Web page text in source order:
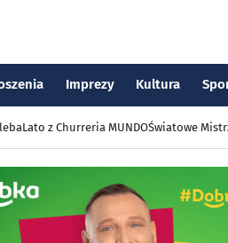
Imprezy Kultura
Lato z Churreria MUNDOŚwiatowe